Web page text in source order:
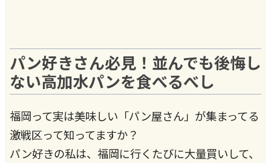
パン好きさん必見！並んでも後悔し
ない高加水パンを食べるべし
福岡って実は美味しい「パン屋さん」が集まってる
激戦区って知ってますか？
パン好きの私は、福岡に行くたびに大量買いして、